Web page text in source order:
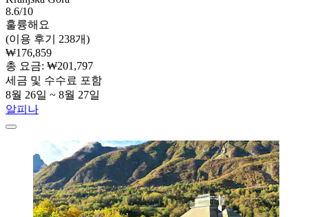
8.6/10
훌륭해요
(이용 후기 238개)
₩176,859
총 요금: ₩201,797
세금 및 수수료 포함
8월 26일 ~ 8월 27일
알피나